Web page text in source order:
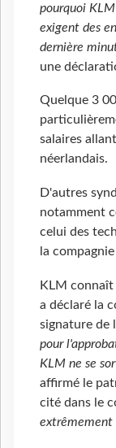
pourquoi
exigent des
dernière
une
Quelque 3
salaires
néerlandais.
D'autres
notamment
celui des
la
KLM connaît
a déclaré la
signature de
pour
KLM ne se
affirmé le
cité dans le
extrêmement